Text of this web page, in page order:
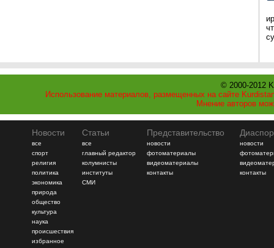
© 2000-2012
Использование материалов, размещенных на сайте
Мнение авторов
Новости
все
спорт
религия
политика
экономика
природа
общество
культура
наука
происшествия
избранное
Статьи
все
главный редактор
колумнисты
институты
СМИ
Представительство
новости
фотоматериалы
видеоматериалы
контакты
новости
контакты